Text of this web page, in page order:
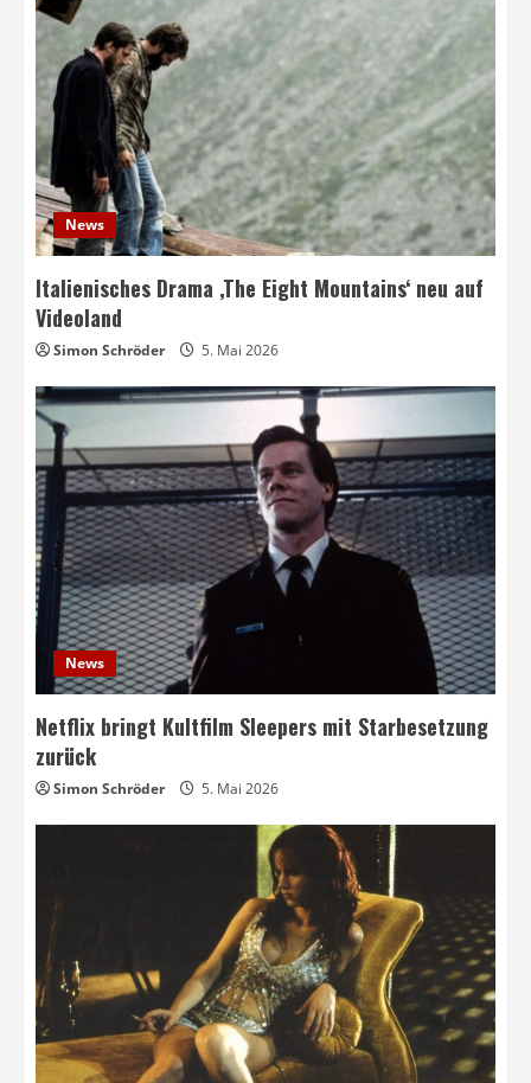
News
Italienisches Drama ‚The Eight Mountains‘ neu auf
Videoland
Simon Schröder 5. Mai 2026
News
Netflix bringt Kultfilm Sleepers mit Starbesetzung
zurück
Simon Schröder 5. Mai 2026